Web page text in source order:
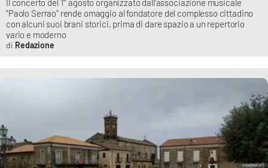
Il concerto del 1° agosto organizzato dall’associazione musicale
“Paolo Serrao” rende omaggio al fondatore del complesso cittadino
con alcuni suoi brani storici, prima di dare spazio a un repertorio
vario e moderno
Redazione